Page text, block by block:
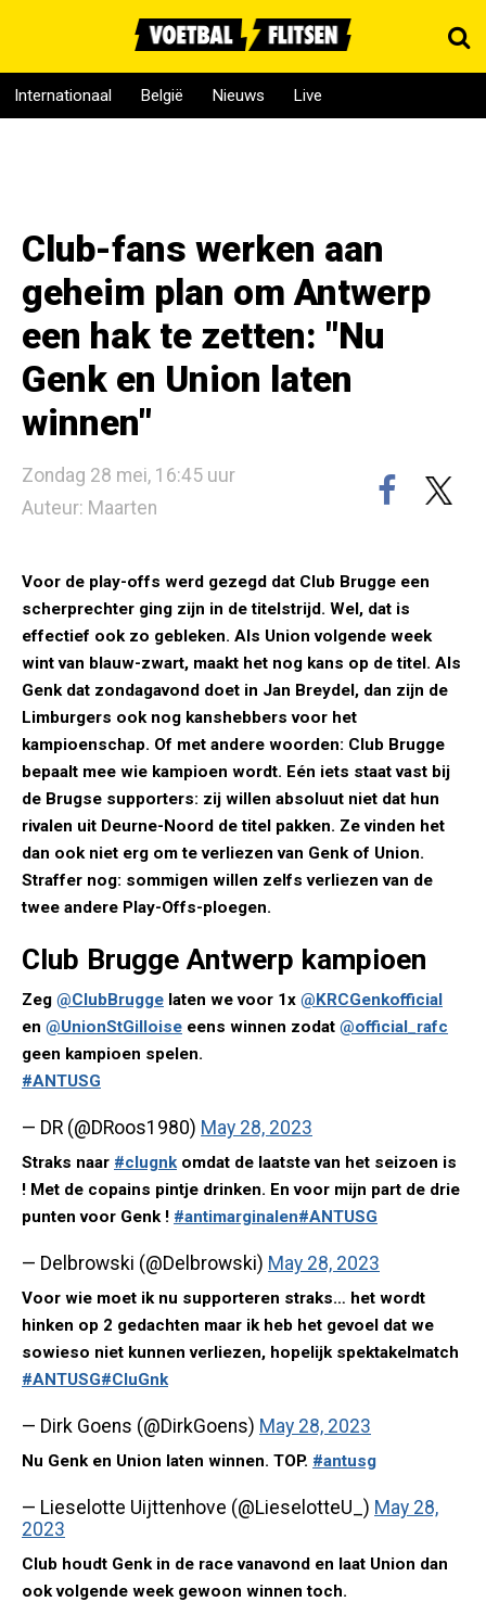
Internationaal België Nieuws Live
Club-fans werken aan
geheim plan om Antwerp
een hak te zetten: "Nu
Genk en Union laten
winnen"
Zondag 28 mei, 16:45 uur
Auteur: Maarten
Voor de play-offs werd gezegd dat Club Brugge een
scherprechter ging zijn in de titelstrijd. Wel, dat is
effectief ook zo gebleken. Als Union volgende week
wint van blauw-zwart, maakt het nog kans op de titel. Als
Genk dat zondagavond doet in Jan Breydel, dan zijn de
Limburgers ook nog kanshebbers voor het
kampioenschap. Of met andere woorden: Club Brugge
bepaalt mee wie kampioen wordt. Eén iets staat vast bij
de Brugse supporters: zij willen absoluut niet dat hun
rivalen uit Deurne-Noord de titel pakken. Ze vinden het
dan ook niet erg om te verliezen van Genk of Union.
Straffer nog: sommigen willen zelfs verliezen van de
twee andere Play-Offs-ploegen.
Club Brugge Antwerp kampioen
Zeg @ClubBrugge laten we voor 1x @KRCGenkofficial
en @UnionStGilloise eens winnen zodat @official_rafc
geen kampioen spelen.
#ANTUSG
— DR (@DRoos1980) May 28, 2023
Straks naar #clugnkomdat de laatste van het seizoen is
! Met de copains pintje drinken. En voor mijn part de drie
punten voor Genk ! #antimarginalen#ANTUSG
— Delbrowski (@Delbrowski) May 28, 2023
Voor wie moet ik nu supporteren straks… het wordt
hinken op 2 gedachten maar ik heb het gevoel dat we
sowieso niet kunnen verliezen, hopelijk spektakelmatch
#ANTUSG#CluGnk
— Dirk Goens (@DirkGoens) May 28, 2023
Nu Genk en Union laten winnen. TOP. #antusg
— Lieselotte Uijttenhove (@LieselotteU_) May 28,
2023
Club houdt Genk in de race vanavond en laat Union dan
ook volgende week gewoon winnen toch.